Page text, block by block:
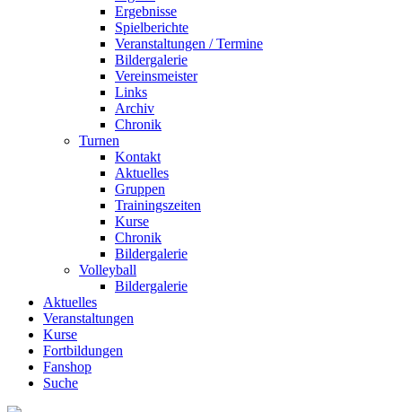
Ergebnisse
Spielberichte
Veranstaltungen / Termine
Bildergalerie
Vereinsmeister
Links
Archiv
Chronik
Turnen
Kontakt
Aktuelles
Gruppen
Trainingszeiten
Kurse
Chronik
Bildergalerie
Volleyball
Bildergalerie
Aktuelles
Veranstaltungen
Kurse
Fortbildungen
Fanshop
Suche